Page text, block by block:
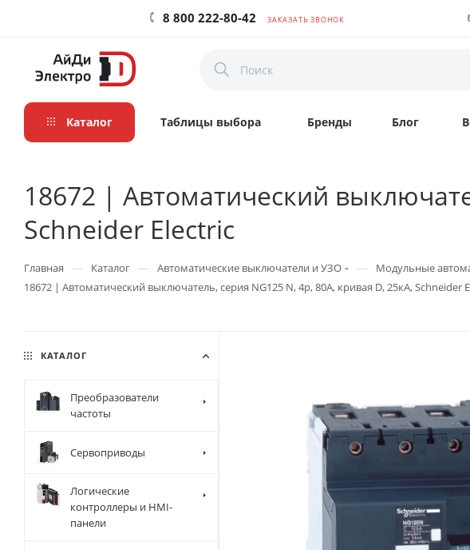
8 800 222-80-42 ЗАКАЗАТЬ ЗВОНОК
Каталог Таблицы выбора Бренды Блог
18672 | Автоматический
Schneider Electric
Главная — Каталог — Автоматические выключатели и УЗО — Модульные
18672 | Автоматический выключатель, серия NG125 N, 4p, 80А, кривая D, 25кА, Schneider
КАТАЛОГ
Преобразователи
частоты
Сервоприводы
Логические
контроллеры и HMI-
панели